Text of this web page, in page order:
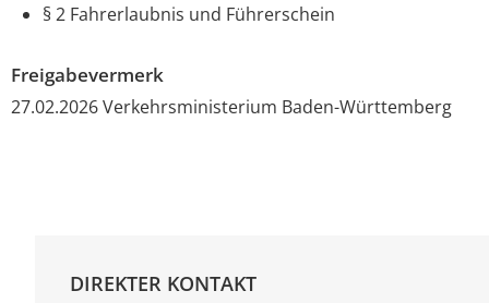
§ 2 Fahrerlaubnis und Führerschein
Freigabevermerk
27.02.2026Verkehrsministerium Baden-Württemberg
DIREKTER KONTAKT